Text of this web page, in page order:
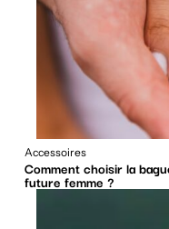
Accessoires
Comment choisir la
future femme ?